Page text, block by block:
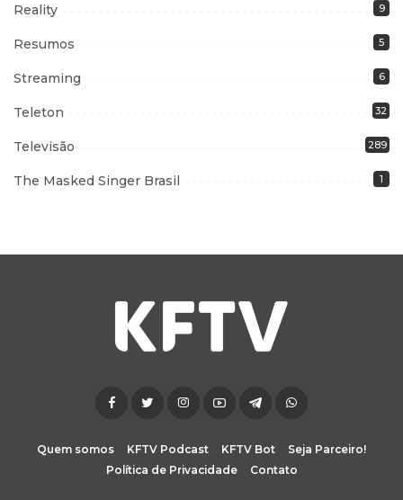
Reality 9
Resumos 5
Streaming 6
Teleton 32
Televisão 289
The Masked Singer Brasil 1
Quem somos KFTV Podcast KFTV Bot
Seja Parceiro!
Política de Privacidade
Contato